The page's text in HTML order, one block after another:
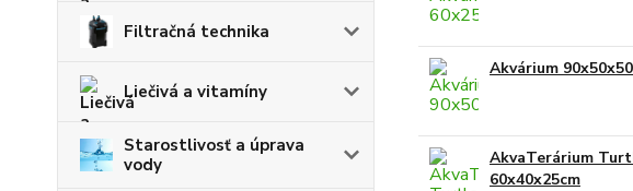
Filtračná technika
Liečivá a vitamíny
Starostlivosť a úprava
vody
Akvárium
AkvaTerárium
60x40x25cm